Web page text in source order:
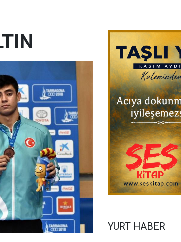
YURT HABER